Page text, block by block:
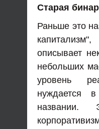
Старая
Раньше это
описывает
небольших
уровень
нуждается